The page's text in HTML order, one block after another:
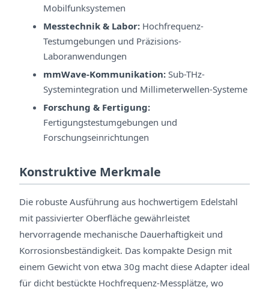
Mobilfunksystemen
Messtechnik & Labor: Hochfrequenz-
Testumgebungen und Präzisions-
Laboranwendungen
mmWave-Kommunikation: Sub-THz-
Systemintegration und Millimeterwellen-Systeme
Forschung & Fertigung:
Fertigungstestumgebungen und
Forschungseinrichtungen
Konstruktive Merkmale
Die robuste Ausführung aus hochwertigem Edelstahl
mit passivierter Oberfläche gewährleistet
hervorragende mechanische Dauerhaftigkeit und
Korrosionsbeständigkeit. Das kompakte Design mit
einem Gewicht von etwa 30g macht diese Adapter ideal
für dicht bestückte Hochfrequenz-Messplätze, wo